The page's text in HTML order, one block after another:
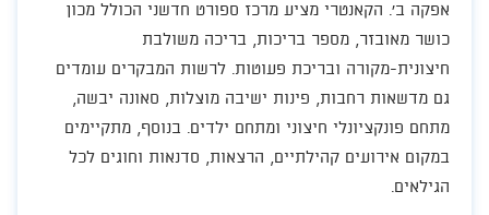
אפקה ב'. הקאנטרי מציע מרכז ספורט חדשני הכולל מכון
כושר מאובזר, מספר בריכות, בריכה משולבת
חיצונית-מקורה ובריכת פעוטות. לרשות המבקרים עומדים
גם מדשאות רחבות, פינות ישיבה מוצלות, סאונה יבשה,
מתחם פונקציונלי חיצוני ומתחם ילדים. בנוסף, מתקיימים
במקום אירועים קהילתיים, הרצאות, סדנאות וחוגים לכל
הגילאים.​